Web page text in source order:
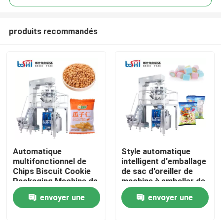
Accueil
A propos de nous
produits recommandés
Automatique
multifonctionnel de
Chips Biscuit Cookie
Packaging Machine de
libations verticales
entièrementenvoyer une
Style automatique
intelligent d'emballage
de sac d'oreiller de
machine à emballer de
sucrerie de coton
envoyer une